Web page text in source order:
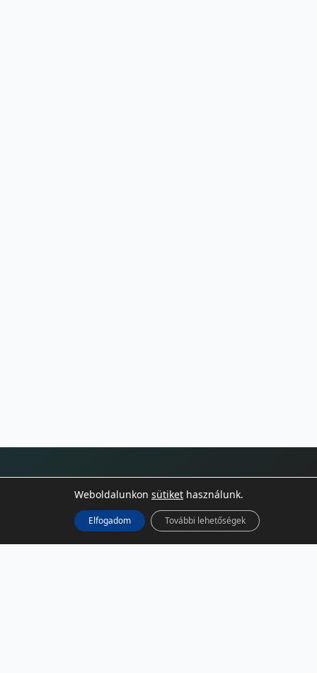
KÖZÖSSÉGI MÉDIA
Facebook
Weboldalunkon sütiket használunk.
Elfogadom További lehetőségek